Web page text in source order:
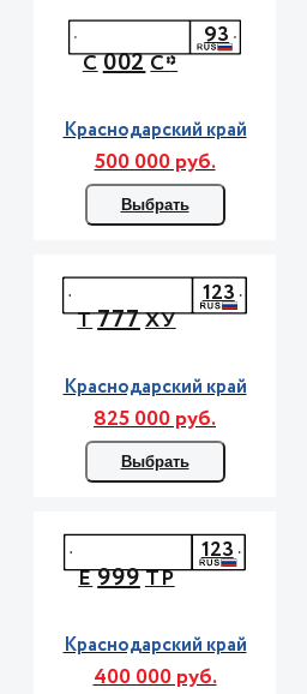
С002С*
93
Краснодарский край
500 000 руб.
Выбрать
Т777ХУ
123
Краснодарский край
825 000 руб.
Выбрать
Е999ТР
123
Краснодарский край
400 000 руб.